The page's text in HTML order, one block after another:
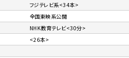
フジテレビ系<34本>
全国東映系公開
NHK教育テレビ<30分>
<26本>